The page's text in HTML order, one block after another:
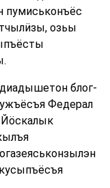
пумиськонъёс
озьы
блог-
Федерал
Йӧскалык